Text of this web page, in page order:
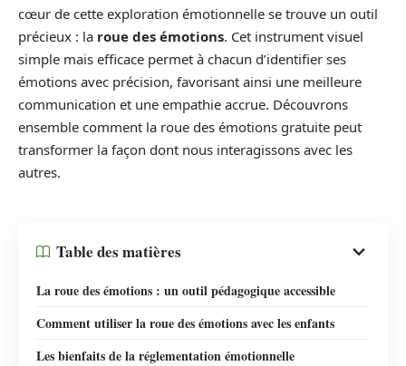
cœur de cette exploration émotionnelle se trouve un outil
précieux : la roue des émotions. Cet instrument visuel
simple mais efficace permet à chacun d’identifier ses
émotions avec précision, favorisant ainsi une meilleure
communication et une empathie accrue. Découvrons
ensemble comment la roue des émotions gratuite peut
transformer la façon dont nous interagissons avec les
autres.
Table des matières
La roue des émotions : un outil pédagogique accessible
Comment utiliser la roue des émotions avec les enfants
Les bienfaits de la réglementation émotionnelle